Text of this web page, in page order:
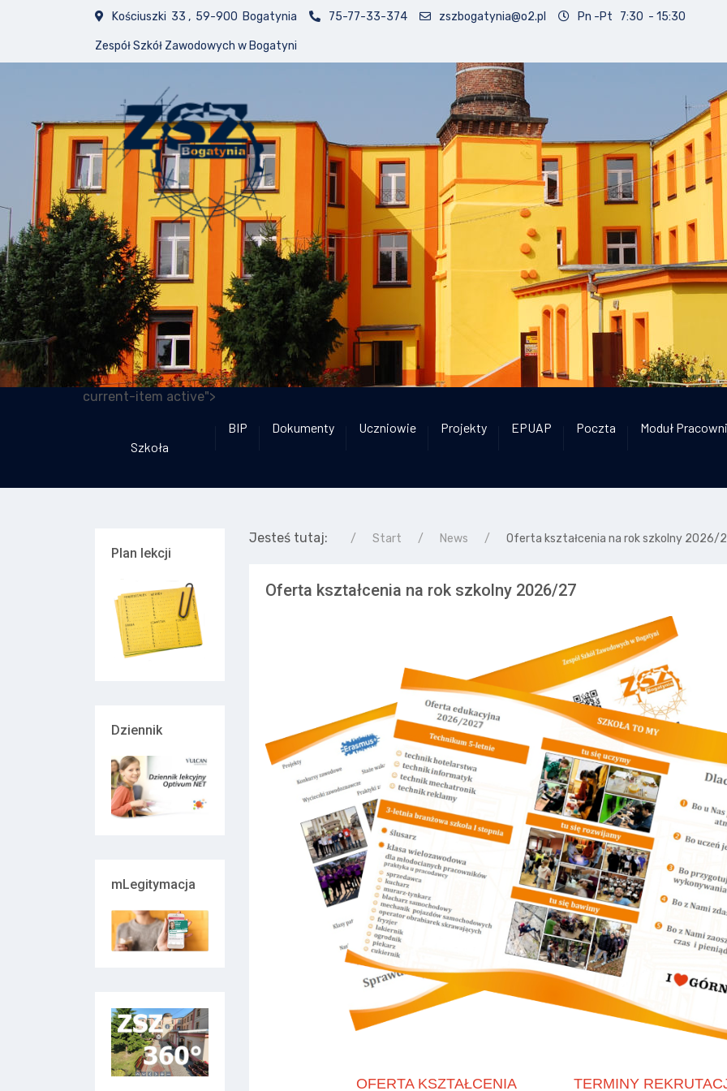
Kościuszki 33 , 59-900 Bogatynia 75-77-33-374 zszbogatynia@o2.pl Pn -Pt 7:30 - 15:30
Zespół Szkół Zawodowych w Bogatyni
current-item active">
Szkoła
BIP Dokumenty Uczniowie Projekty EPUAP Poczta Moduł
Plan lekcji
Dziennik
mLegitymacja
Jesteś tutaj: Start News Oferta kształcenia na rok szkolny 2026/
Oferta kształcenia na rok szkolny 2026/27
OFERTA KSZTAŁCENIA TERMINY